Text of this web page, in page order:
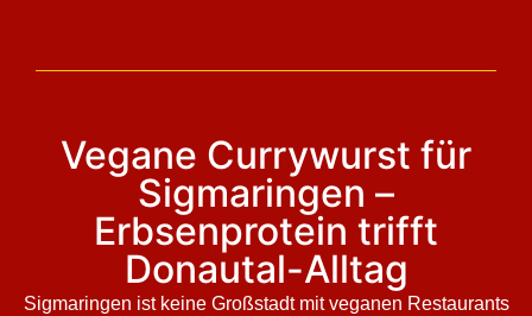
Vegane Currywurst für
Sigmaringen –
Erbsenprotein trifft
Donautal-Alltag
Sigmaringen ist keine Großstadt mit veganen Restaurants